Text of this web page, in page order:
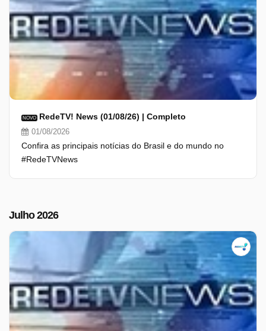
NOVO RedeTV! News (01/08/26) | Completo
01/08/2026
Confira as principais notícias do Brasil e do mundo no
#RedeTVNews
Julho 2026